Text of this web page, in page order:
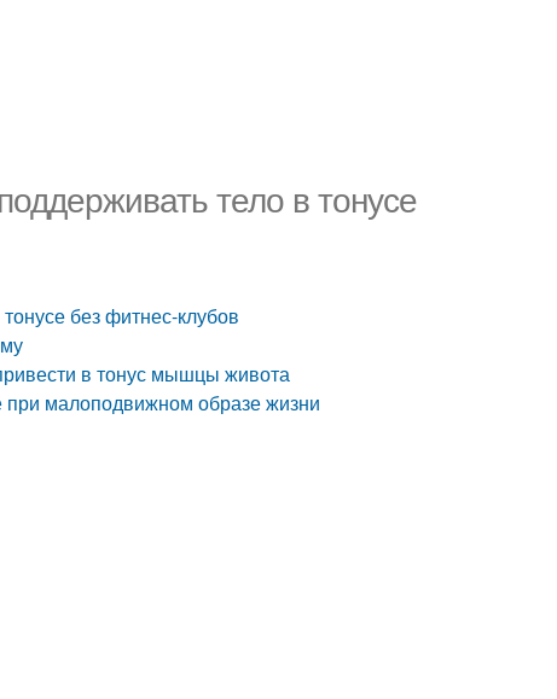
тело в тонусе
без фитнес-клубов
в тонус мышцы живота
малоподвижном образе жизни